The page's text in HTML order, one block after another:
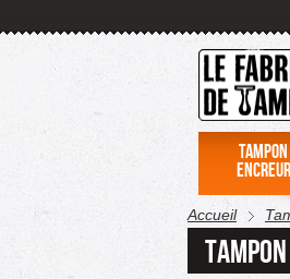
Tampon
encreur
Accueil